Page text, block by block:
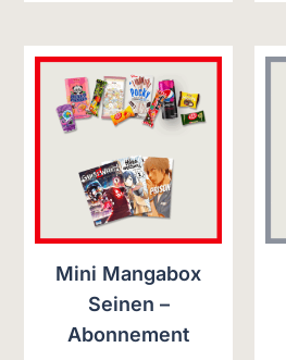
Mini Mangabox
Seinen –
Abonnement